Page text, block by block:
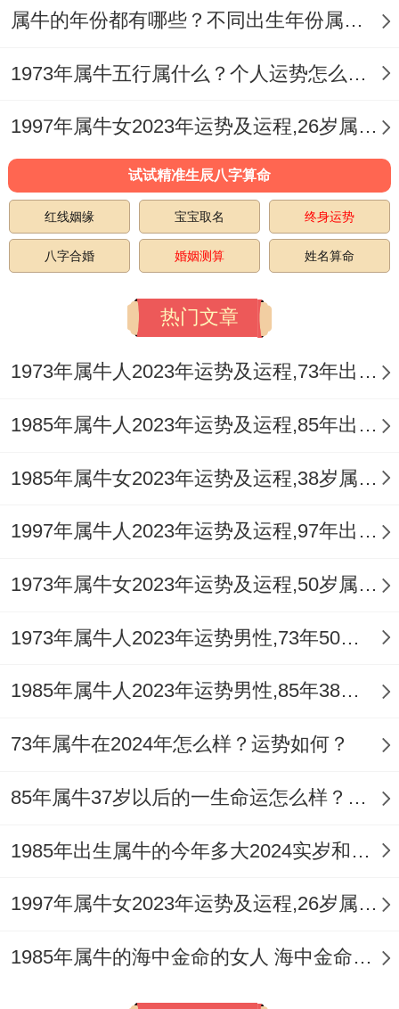
问题、甚至引发严重疾病或血光！
白虎若入侵财宫，财源不通,经常出现破财、
庭同谐！这可能会给属牛女在2025感情跟婚
姻带来一些不利的影响。
建议2024年末或2025年初自身与家人做一
个体检。在平日里工作生活里需要特别注意
的争执与冲突。
2025年对于97年属牛的女无疑是充满机遇的
~注意提前规避不利，定能迈入幸福婚姻的
大门...
​属牛的年份都有哪些？不同出生年份属牛人运势如何？
1973年属牛五行属什么？个人运势怎么样？
1997年属牛女2023年运势及运程,26岁属牛人2023全年每月运势女性如何
试试精准生辰八字算命
红线姻缘 宝宝取名 终身运势
八字合婚 婚姻测算 姓名算命
热门文章
1973年属牛人2023年运势及运程,73年出生的50岁生肖牛2023年每月运势详解
1985年属牛人2023年运势及运程,85年出生的38岁生肖牛2023年每月运势详解
1985年属牛女2023年运势及运程,38岁属牛人2023全年每月运势女性如何
1997年属牛人2023年运势及运程,97年出生的26岁生肖牛2023年每月运势详解
1973年属牛女2023年运势及运程,50岁属牛人2023全年每月运势女性如何
1973年属牛人2023年运势男性,73年50岁属牛男2023年每月运程怎么样
1985年属牛人2023年运势男性,85年38岁属牛男2023年每月运程怎么样
73年属牛在2024年怎么样？运势如何？
85年属牛37岁以后的一生命运怎么样？各方面运势怎样？
1985年出生属牛的今年多大2024实岁和虚岁
1997年属牛女2023年运势及运程,26岁属牛人2023全年每月运势女性如何
1985年属牛的海中金命的女人 海中金命的女人运势如何